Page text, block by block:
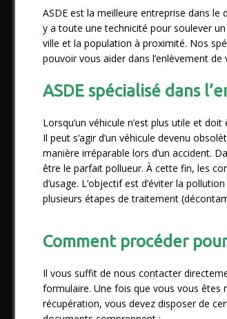
ASDE est la meilleure entreprise dans le
y a toute une technicité pour soulever
ville et la population à proximité. Nos
pouvoir vous aider dans l’enlèvement
ASDE spécialisé dans
Lorsqu’un véhicule n’est plus utile et
Il peut s’agir d’un véhicule devenu
manière irréparable lors d’un accident.
être le parfait pollueur. À cette fin, les
d’usage. L’objectif est d’éviter la
plusieurs étapes de traitement
Comment procéder
Il vous suffit de nous contacter
formulaire. Une fois que vous vous êtes
récupération, vous devez disposer de